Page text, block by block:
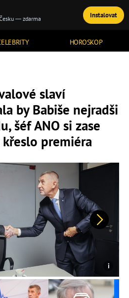
HOROSKOP
TÉMATA
slaví
by Babiše nejradši
šéf ANO si zase
premiéra
Další
— zdarma Instalovat